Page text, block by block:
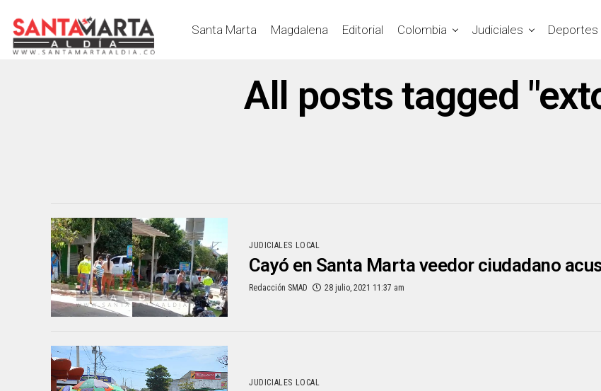
Santa Marta Magdalena Editorial Colombia Judiciales Deportes
All posts tagged
JUDICIALES LOCAL
Cayó en Santa Marta veedor ciudadano
Redacción SMAD 28 julio, 2021 11:37 am
JUDICIALES LOCAL